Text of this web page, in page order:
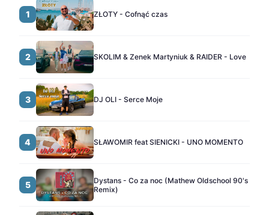
1 ZŁOTY - Cofnąć czas
2 SKOLIM & Zenek Martyniuk & RAIDER - Love
3 DJ OLI - Serce Moje
4 SŁAWOMIR feat SIENICKI - UNO MOMENTO
5
Dystans - Co za noc (Mathew Oldschool 90's
Remix)